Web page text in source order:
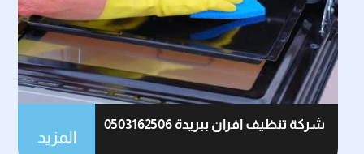
شركة تنظيف افران ببريدة 0503162506
المزيد